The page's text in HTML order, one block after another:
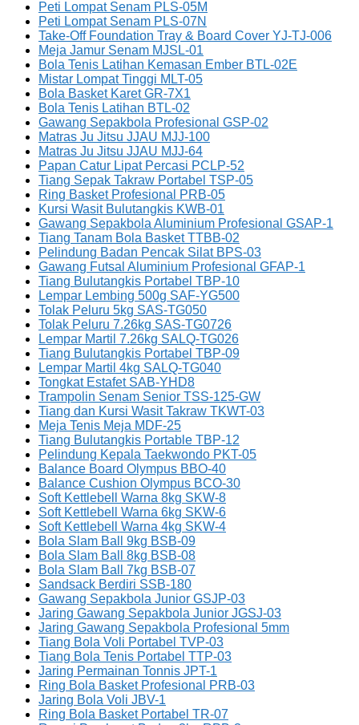
Peti Lompat Senam PLS-05M
Peti Lompat Senam PLS-07N
Take-Off Foundation Tray & Board Cover YJ-TJ-006
Meja Jamur Senam MJSL-01
Bola Tenis Latihan Kemasan Ember BTL-02E
Mistar Lompat Tinggi MLT-05
Bola Basket Karet GR-7X1
Bola Tenis Latihan BTL-02
Gawang Sepakbola Profesional GSP-02
Matras Ju Jitsu JJAU MJJ-100
Matras Ju Jitsu JJAU MJJ-64
Papan Catur Lipat Percasi PCLP-52
Tiang Sepak Takraw Portabel TSP-05
Ring Basket Profesional PRB-05
Kursi Wasit Bulutangkis KWB-01
Gawang Sepakbola Aluminium Profesional GSAP-1
Tiang Tanam Bola Basket TTBB-02
Pelindung Badan Pencak Silat BPS-03
Gawang Futsal Aluminium Profesional GFAP-1
Tiang Bulutangkis Portabel TBP-10
Lempar Lembing 500g SAF-YG500
Tolak Peluru 5kg SAS-TG050
Tolak Peluru 7.26kg SAS-TG0726
Lempar Martil 7.26kg SALQ-TG026
Tiang Bulutangkis Portabel TBP-09
Lempar Martil 4kg SALQ-TG040
Tongkat Estafet SAB-YHD8
Trampolin Senam Senior TSS-125-GW
Tiang dan Kursi Wasit Takraw TKWT-03
Meja Tenis Meja MDF-25
Tiang Bulutangkis Portable TBP-12
Pelindung Kepala Taekwondo PKT-05
Balance Board Olympus BBO-40
Balance Cushion Olympus BCO-30
Soft Kettlebell Warna 8kg SKW-8
Soft Kettlebell Warna 6kg SKW-6
Soft Kettlebell Warna 4kg SKW-4
Bola Slam Ball 9kg BSB-09
Bola Slam Ball 8kg BSB-08
Bola Slam Ball 7kg BSB-07
Sandsack Berdiri SSB-180
Gawang Sepakbola Junior GSJP-03
Jaring Gawang Sepakbola Junior JGSJ-03
Jaring Gawang Sepakbola Profesional 5mm
Tiang Bola Voli Portabel TVP-03
Tiang Bola Tenis Portabel TTP-03
Jaring Permainan Tonnis JPT-1
Ring Bola Basket Profesional PRB-03
Jaring Bola Voli JBV-1
Ring Bola Basket Portabel TR-07